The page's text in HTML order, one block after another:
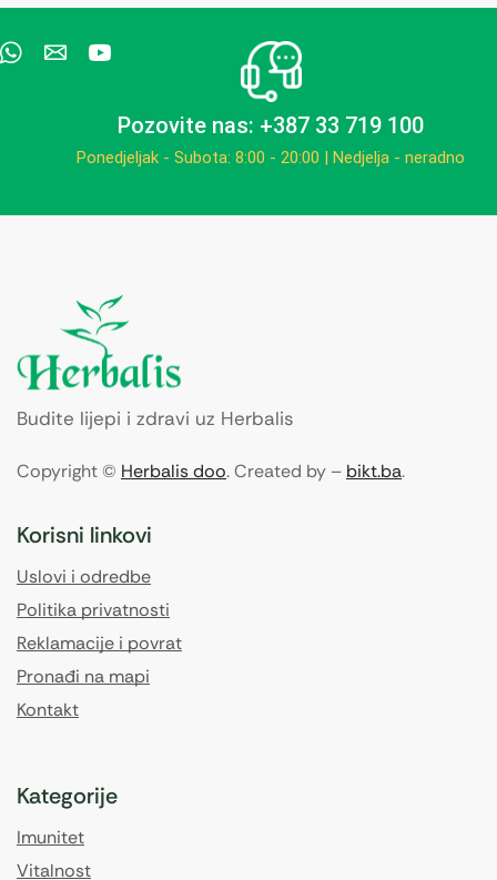
Pozovite nas: +387 33 719 100
Ponedjeljak - Subota: 8:00 - 20:00 | Nedjelja - neradno
Budite lijepi i zdravi uz Herbalis
Copyright © Herbalis doo. Created by – bikt.ba.
Korisni linkovi
Uslovi i odredbe
Politika privatnosti
Reklamacije i povrat
Pronađi na mapi
Kontakt
Kategorije
Imunitet
Vitalnost